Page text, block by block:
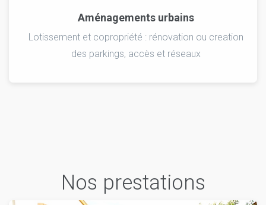
Aménagements urbains
Lotissement et copropriété : rénovation ou creation
des parkings, accès et réseaux
Nos prestations